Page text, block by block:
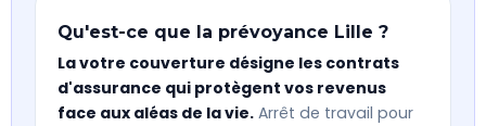
Qu'est-ce que la prévoyance Lille ?
La votre couverture désigne les contrats
d'assurance qui protègent vos revenus
face aux aléas de la vie. Arrêt de travail pour